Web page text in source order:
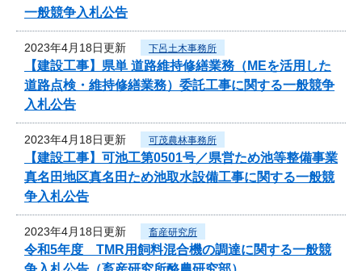
一般競争入札公告
2023年4月18日更新 下呂土木事務所
【建設工事】県単 道路維持修繕業務（MEを活用した
道路点検・維持修繕業務）委託工事に関する一般競争
入札公告
2023年4月18日更新 可茂農林事務所
【建設工事】可池工第0501号／県営ため池等整備事業
真名田地区真名田ため池取水設備工事に関する一般競
争入札公告
2023年4月18日更新 畜産研究所
令和5年度 TMR用飼料混合機の調達に関する一般競